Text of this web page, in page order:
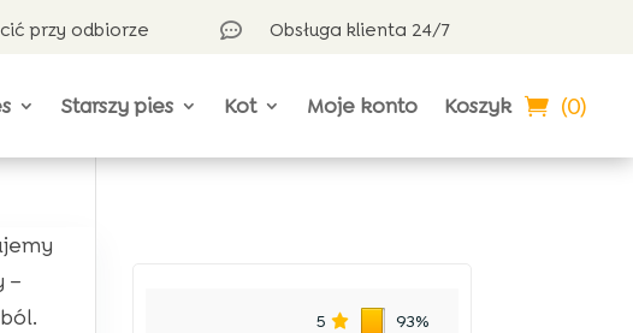
przy odbiorze  Obsługa klienta 24/7
Starszy pies Kot Moje konto Koszyk (0)
–
5 93%